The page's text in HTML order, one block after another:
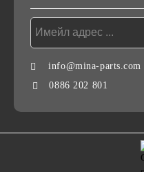
info@mina-parts.com
0886 202 801